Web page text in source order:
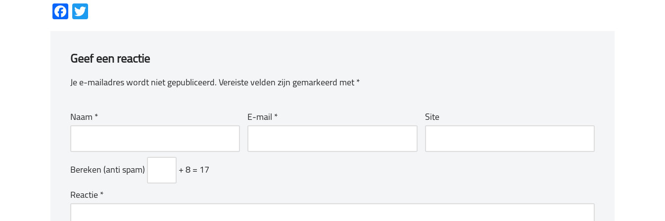
Facebook
Geef een reactie
Je e-mailadres wordt niet gepubliceerd. Vereiste velden zijn gemarkeerd met *
Naam * E-mail * Site
Bereken (anti spam) + 8 = 17
Reactie *